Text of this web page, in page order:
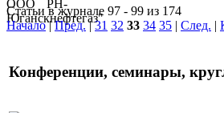
Статьи в журнале 97 - 99 из 174
Начало|Пред.|31 32 33 34 35 | След. |
Конференции, семинары,